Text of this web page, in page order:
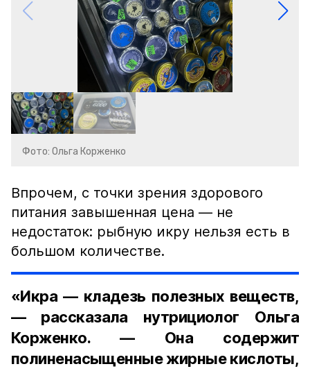
Фото: Ольга Корженко
Впрочем, с точки зрения здорового
питания завышенная цена — не
недостаток: рыбную икру нельзя есть в
большом количестве.
«Икра — кладезь полезных веществ,
— рассказала нутрициолог Ольга
Корженко. — Она содержит
полиненасыщенные жирные кислоты,